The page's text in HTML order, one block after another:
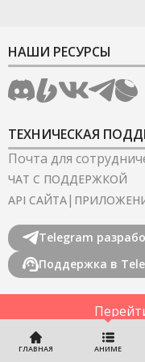
ГЛАВНАЯ АНИМЕ
НАШИ РЕСУРСЫ
ТЕХНИЧЕСКАЯ
Почта для
ЧАТ С ПОДДЕРЖКОЙ
API САЙТА|
Telegram
Поддержка в
©2022-2026